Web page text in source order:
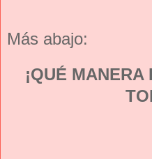
Más abajo:
¡QUÉ